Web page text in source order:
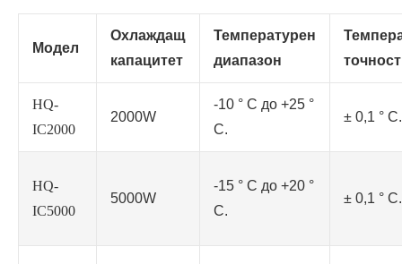
Модел
Охлаждащ
капацитет
Температурен
диапазон
точност
HQ-
IC2000
2000W
-10 ° C до +25 °
C.
± 0,1 ° C.
HQ-
IC5000
5000W
-15 ° C до +20 °
C.
± 0,1 ° C.